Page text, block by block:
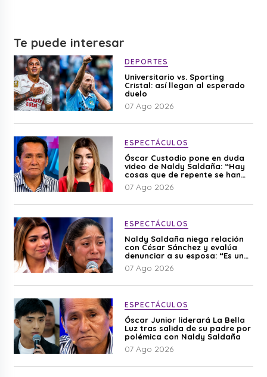
Te puede interesar
DEPORTES
Universitario vs. Sporting
Cristal: así llegan al esperado
duelo
07 Ago 2026
ESPECTÁCULOS
Óscar Custodio pone en duda
video de Naldy Saldaña: “Hay
cosas que de repente se han
editado”
07 Ago 2026
ESPECTÁCULOS
Naldy Saldaña niega relación
con César Sánchez y evalúa
denunciar a su esposa: “Es una
difamación”
07 Ago 2026
ESPECTÁCULOS
Óscar Junior liderará La Bella
Luz tras salida de su padre por
polémica con Naldy Saldaña
07 Ago 2026